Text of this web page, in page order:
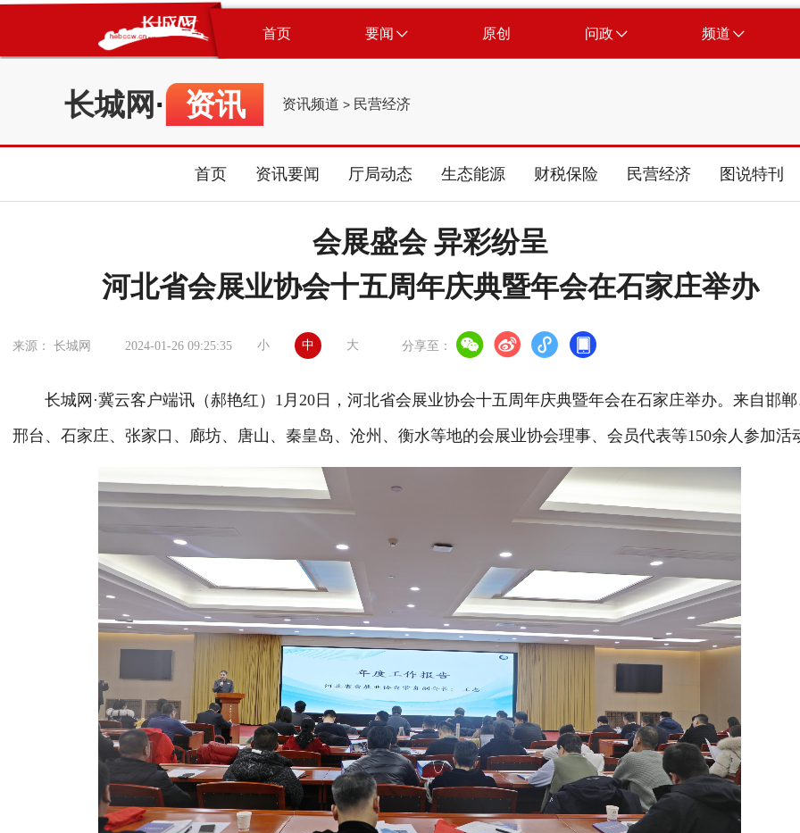
首页 要闻 原创 问政 频道
长城网 · 资讯 资讯频道 > 民营经济
首页 资讯要闻 厅局动态 生态能源 财税保险 民营经济 图说特刊
会展盛会 异彩纷呈
河北省会展业协会十五周年庆典暨年会在石家庄举办
来源： 长城网 2024-01-26 09:25:35 小 中 大 分享至：
长城网·冀云客户端讯（郝艳红）1月20日，河北省会展业协会十五周年庆典暨年会在石家庄举办。来自邯
邢台、石家庄、张家口、廊坊、唐山、秦皇岛、沧州、衡水等地的会展业协会理事、会员代表等150余人参加活